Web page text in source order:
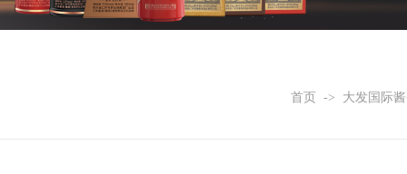
首页 -> 大发国际